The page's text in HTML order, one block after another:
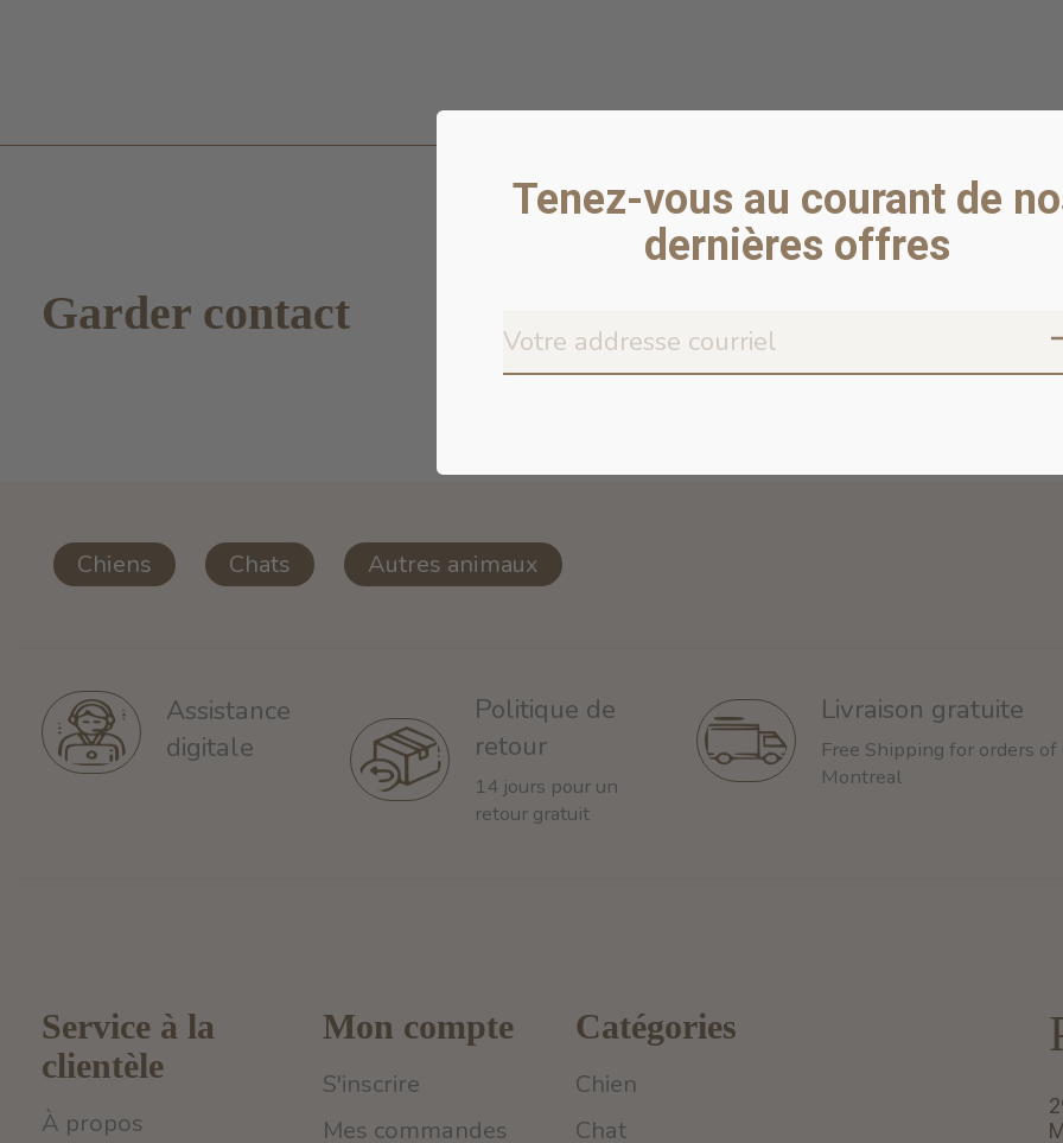
Garder contact
Don’t
Chiens Chats Autres animaux
Assistance
digitale
Politique de
retour
14 jours pour un
retour gratuit
Livraison gratuite
Free Shipping for orders
Montreal
Service à la
clientèle
À propos
Mon compte
S'inscrire
Mes commandes
Catégories
Chien
Chat
Tenez-vous au courant de
dernières offres